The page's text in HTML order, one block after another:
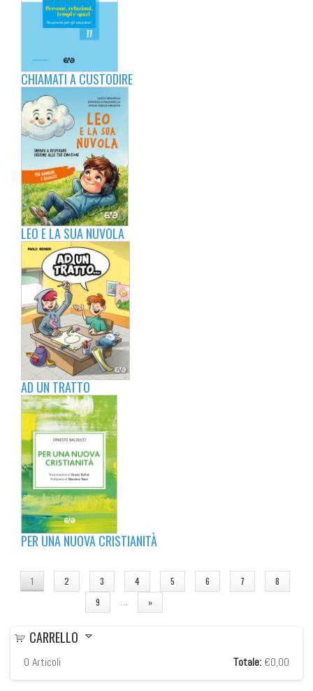
CHIAMATI A CUSTODIRE
LEO E LA SUA NUVOLA
AD UN TRATTO
PER UNA NUOVA CRISTIANITÀ
PAGINE
1 2 3 4 5 6 7
8
9
… »
CARRELLO
0 Articoli Totale: €0,00